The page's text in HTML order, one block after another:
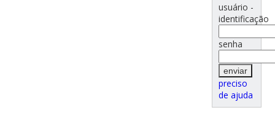
usuário -
identificação
senha
preciso
de ajuda